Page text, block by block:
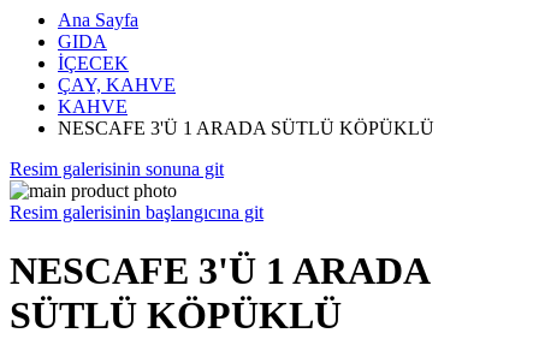
Ana Sayfa
GIDA
İÇECEK
ÇAY, KAHVE
KAHVE
NESCAFE 3'Ü 1 ARADA SÜTLÜ KÖPÜKLÜ
Resim galerisinin sonuna git
Resim galerisinin başlangıcına git
NESCAFE 3'Ü 1 ARADA
SÜTLÜ KÖPÜKLÜ